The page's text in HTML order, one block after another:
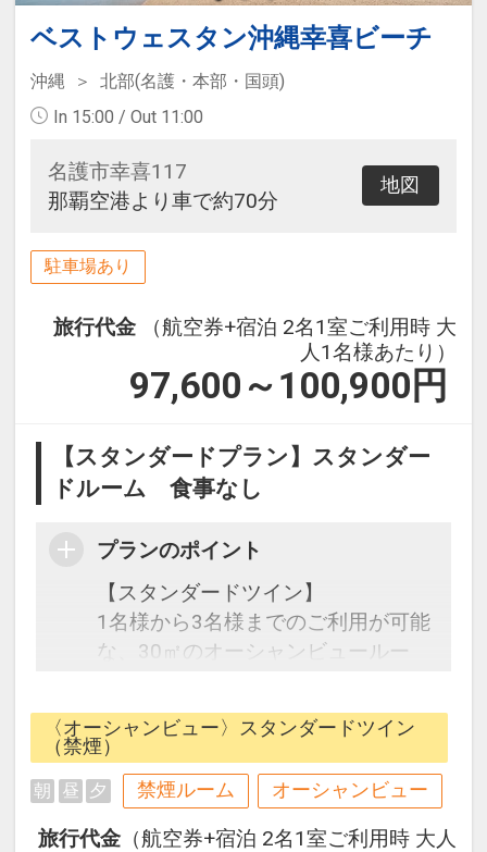
ベストウェスタン沖縄幸喜ビーチ
沖縄
北部(名護・本部・国頭)
In 15:00 / Out 11:00
名護市幸喜117
那覇空港より車で約70分
地図
駐車場あり
旅行代金
（航空券+宿泊 2名1室ご利用時 大
人1名様あたり）
97,600～100,900 円
【スタンダードプラン】スタンダー
ドルーム 食事なし
プランのポイント
【スタンダードツイン】
1名様から3名様までのご利用が可能
な、30㎡のオーシャンビュールー
たオリエンタルな雰囲気の客室で
す。ゆったりとお寛ぎ頂ける広めの
バスルームやシモンズ社製ベットを
完備。すべての客室から、東シナ海
の絶景をお楽しみいただけます。
〈オーシャンビュー〉スタンダードツイン
（禁煙）
朝 昼 夕 禁煙ルーム オーシャンビュー
旅行代金 （航空券+宿泊 2名1室ご利用時 大人